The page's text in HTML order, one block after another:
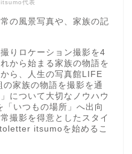
代表
の風景写真や、家族の記
りロケーション撮影を4
から始まる家族の物語を
ら、人生の写真館LIFE
家族の物語を撮影を通
について大切なノウハウ
いつもの場所」へ出向
撮影を得意としたスタイ
itsumoを始めるこ